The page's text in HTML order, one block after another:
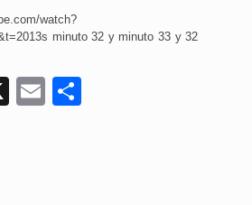
watch?
minuto 32 y minuto 33 y 32
X Email